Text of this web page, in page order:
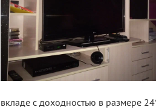
вкладе c доходностью в размере